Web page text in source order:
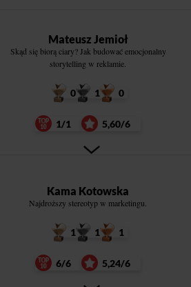
Mateusz Jemioł
Skąd się biorą ciary? Jak budować emocjonalny
storytelling w reklamie.
0 1 0
1/1 5,60/6
Kama Kotowska
Najdroższy stereotyp w marketingu.
1 1 1
6/6 5,24/6